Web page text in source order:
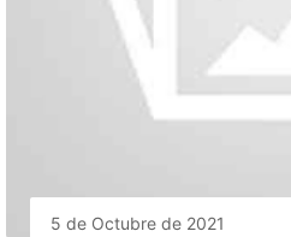
5 de Octubre de 2021